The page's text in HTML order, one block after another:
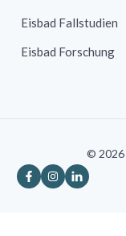
Eisbad Fallstudien
Eisbad Forschung
© 2026